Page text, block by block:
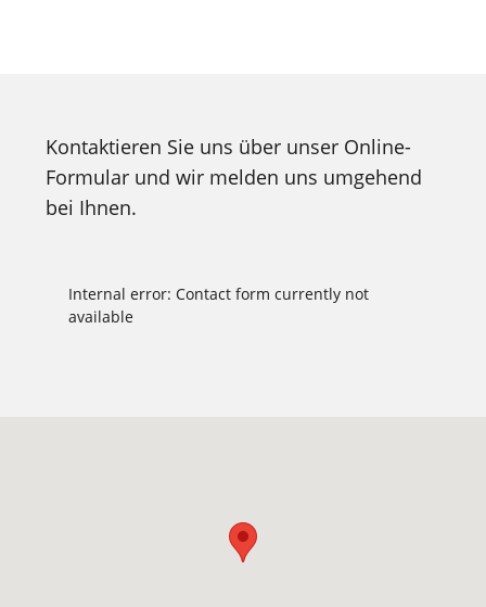
Kontaktieren Sie uns über unser Online-
Formular und wir melden uns umgehend
bei Ihnen.
Internal error: Contact form currently not
available